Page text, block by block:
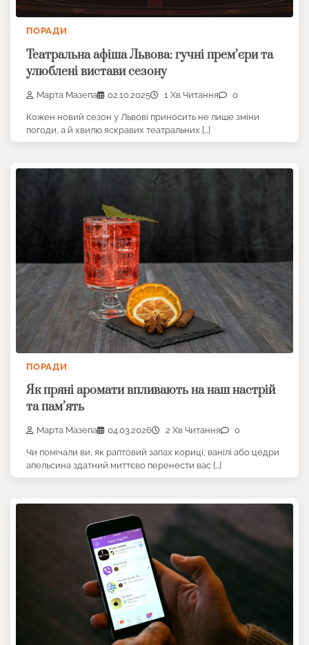
ПОРАДИ
Театральна афіша Львова: гучні прем’єри та
улюблені вистави сезону
Марта Мазепа 02.10.2025 1 Хв Читання 0
Кожен новий сезон у Львові приносить не лише зміни
погоди, а й хвилю яскравих театральних […]
ПОРАДИ
Як пряні аромати впливають на наш настрій
та пам’ять
Марта Мазепа 04.03.2026 2 Хв Читання 0
Чи помічали ви, як раптовий запах кориці, ванілі або цедри
апельсина здатний миттєво перенести вас […]